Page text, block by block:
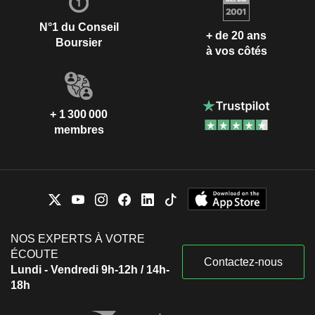
N°1 du Conseil
Boursier
+ de 20 ans
à vos côtés
+ 1 300 000
membres
NOS EXPERTS À VOTRE
ÉCOUTE
Lundi - Vendredi 9h-12h / 14h-
18h
Contactez-nous